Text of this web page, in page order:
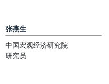
张燕生
中国宏观经济研究院
研究员